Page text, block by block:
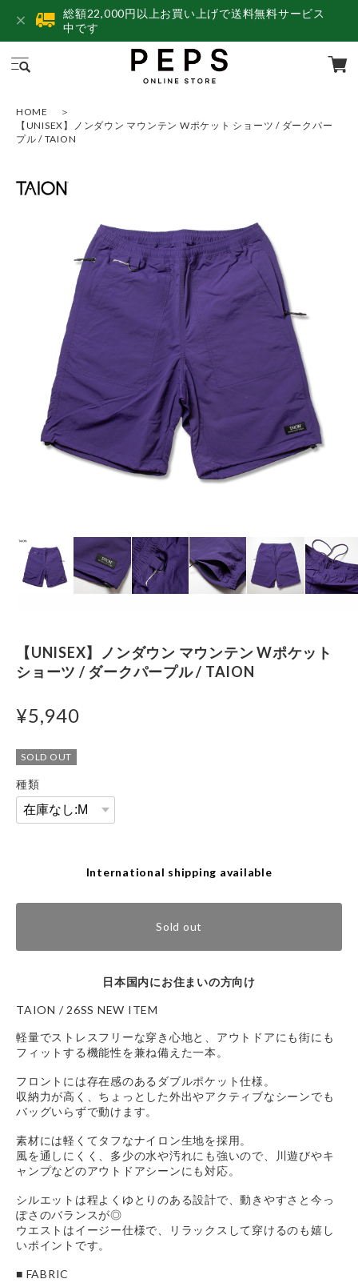
総額22,000円以上お買い上げで送料無料サービス
中です
HOME
【UNISEX】ノンダウン マウンテン Wポケット ショーツ / ダークパー
プル / TAION
【UNISEX】ノンダウン マウンテン Wポケット
ショーツ / ダークパープル / TAION
¥5,940
SOLD OUT
種類
International shipping available
Sold out
日本国内にお住まいの方向け
TAION / 26SS NEW ITEM
軽量でストレスフリーな穿き心地と、アウトドアにも街にも
フィットする機能性を兼ね備えた一本。
フロントには存在感のあるダブルポケット仕様。
収納力が高く、ちょっとした外出やアクティブなシーンでも
バッグいらずで動けます。
素材には軽くてタフなナイロン生地を採用。
風を通しにくく、多少の水や汚れにも強いので、川遊びやキ
ャンプなどのアウトドアシーンにも対応。
シルエットは程よくゆとりのある設計で、動きやすさと今っ
ぽさのバランスが◎
ウエストはイージー仕様で、リラックスして穿けるのも嬉し
いポイントです。
■ FABRIC